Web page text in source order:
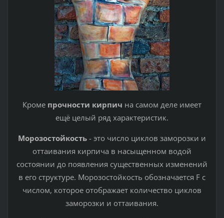
Кроме прочности кирпич на самом деле имеет
ещё целый ряд характеристик.
Морозостойкость - это число циклов заморозки и
оттаивания кирпича в насыщенном водой
состоянии до появления существенных изменений
в его структуре. Морозостойкость обозначается F с
числом, которое отображает количество циклов
заморозки и оттаивания.